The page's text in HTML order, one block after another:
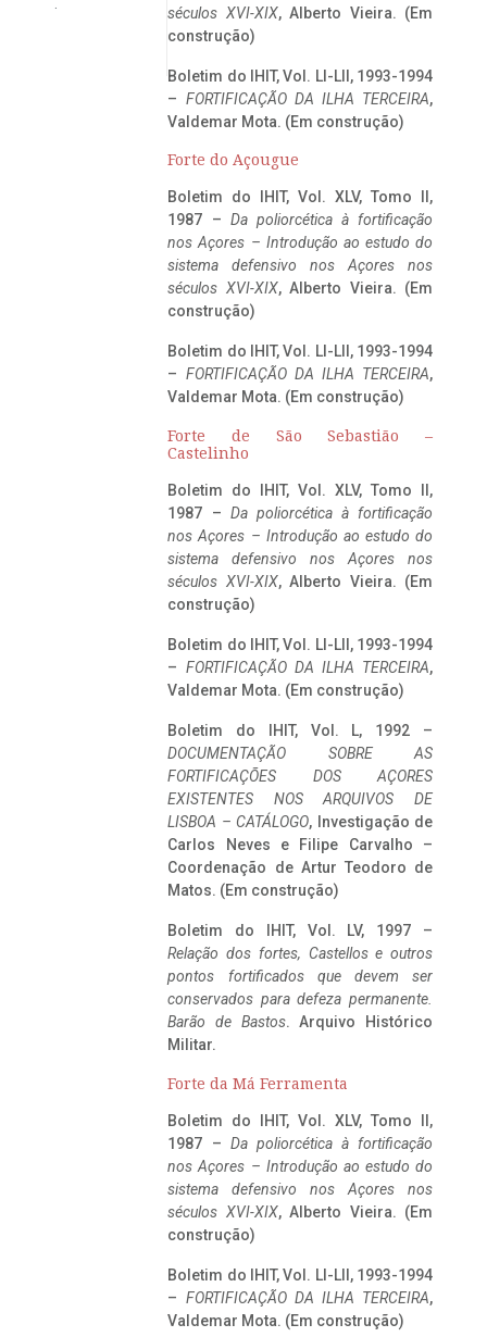
séculos XVI-XIX, Alberto Vieira. (Em
construção)
Boletim do IHIT, Vol. LI-LII, 1993-1994
– FORTIFICAÇÃO DA ILHA TERCEIRA,
Valdemar Mota. (Em construção)
Forte do Açougue
Boletim do IHIT, Vol. XLV, Tomo II,
1987 – Da poliorcética à fortificação
nos Açores – Introdução ao estudo do
sistema defensivo nos Açores nos
séculos XVI-XIX, Alberto Vieira. (Em
construção)
Boletim do IHIT, Vol. LI-LII, 1993-1994
– FORTIFICAÇÃO DA ILHA TERCEIRA,
Valdemar Mota. (Em construção)
Forte de São Sebastião –
Castelinho
Boletim do IHIT, Vol. XLV, Tomo II,
1987 – Da poliorcética à fortificação
nos Açores – Introdução ao estudo do
sistema defensivo nos Açores nos
séculos XVI-XIX, Alberto Vieira. (Em
construção)
Boletim do IHIT, Vol. LI-LII, 1993-1994
– FORTIFICAÇÃO DA ILHA TERCEIRA,
Valdemar Mota. (Em construção)
Boletim do IHIT, Vol. L, 1992 –
DOCUMENTAÇÃO SOBRE AS
FORTIFICAÇÕES DOS AÇORES
EXISTENTES NOS ARQUIVOS DE
LISBOA – CATÁLOGO, Investigação de
Carlos Neves e Filipe Carvalho –
Coordenação de Artur Teodoro de
Matos. (Em construção)
Boletim do IHIT, Vol. LV, 1997 –
Relação dos fortes, Castellos e outros
pontos fortificados que devem ser
conservados para defeza permanente.
Barão de Bastos. Arquivo Histórico
Militar.
Forte da Má Ferramenta
Boletim do IHIT, Vol. XLV, Tomo II,
1987 – Da poliorcética à fortificação
nos Açores – Introdução ao estudo do
sistema defensivo nos Açores nos
séculos XVI-XIX, Alberto Vieira. (Em
construção)
Boletim do IHIT, Vol. LI-LII, 1993-1994
– FORTIFICAÇÃO DA ILHA TERCEIRA,
Valdemar Mota. (Em construção)